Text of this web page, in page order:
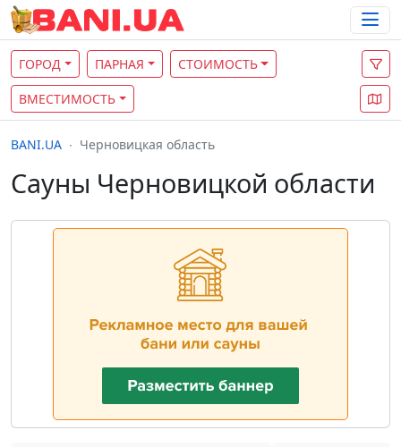
ГОРОД ПАРНАЯ СТОИМОСТЬ
ВМЕСТИМОСТЬ
BANI.UA Черновицкая область
Сауны Черновицкой области